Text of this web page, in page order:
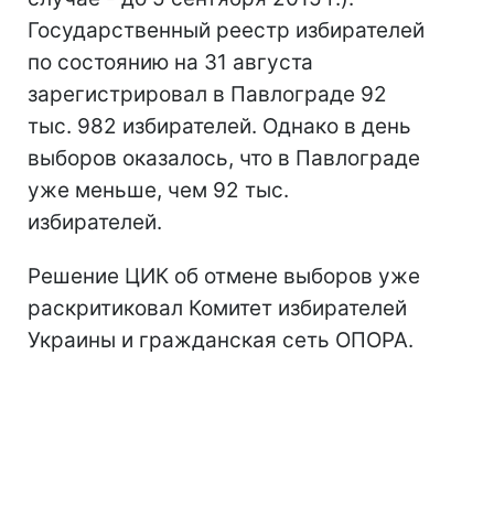
Государственный реестр избирателей
по состоянию на 31 августа
зарегистрировал в Павлограде 92
тыс. 982 избирателей. Однако в день
выборов оказалось, что в Павлограде
уже меньше, чем 92 тыс.
избирателей.
Решение ЦИК об отмене выборов уже
раскритиковал Комитет избирателей
Украины и гражданская сеть ОПОРА.